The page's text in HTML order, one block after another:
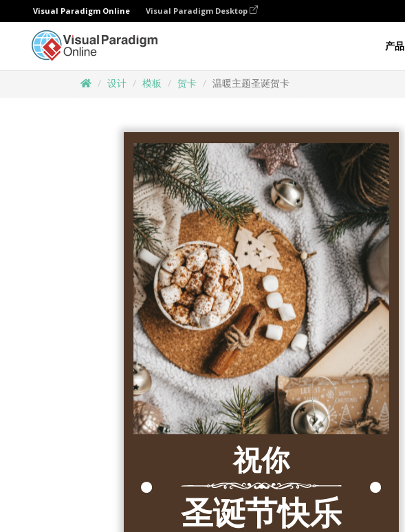
Visual Paradigm Online Visual Paradigm Desktop
产品
设计 模板 贺卡 温暖主题圣诞贺卡